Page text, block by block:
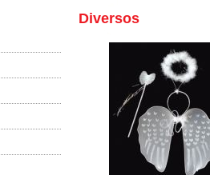
Diversos